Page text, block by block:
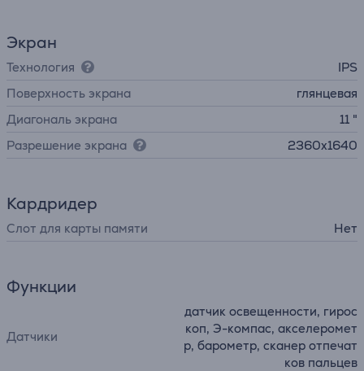
Экран
Технология
IPS
Поверхность экрана
глянцевая
Диагональ экрана
11 "
Разрешение экрана
2360x1640
Кардридер
Слот для карты памяти Нет
Функции
Датчики
датчик освещенности, гирос
коп, Э-компас, акселеромет
р, барометр, сканер отпечат
ков пальцев